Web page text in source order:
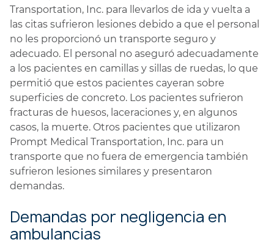
Transportation, Inc. para llevarlos de ida y vuelta a
las citas sufrieron lesiones debido a que el personal
no les proporcionó un transporte seguro y
adecuado. El personal no aseguró adecuadamente
a los pacientes en camillas y sillas de ruedas, lo que
permitió que estos pacientes cayeran sobre
superficies de concreto. Los pacientes sufrieron
fracturas de huesos, laceraciones y, en algunos
casos, la muerte. Otros pacientes que utilizaron
Prompt Medical Transportation, Inc. para un
transporte que no fuera de emergencia también
sufrieron lesiones similares y presentaron
demandas.
Demandas por negligencia en
ambulancias